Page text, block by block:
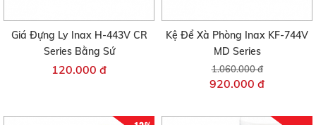
Giá Đựng Ly Inax H-443V CR
Series Bằng Sứ
120.000 đ
Kệ Để Xà Phòng Inax KF-744V
MD Series
1.060.000 đ
920.000 đ